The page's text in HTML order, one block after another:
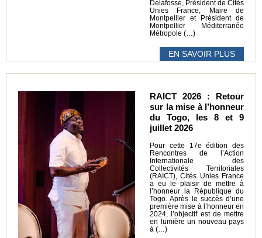
Delafosse, Président de Cités
Unies France, Maire de
Montpellier et Président de
Montpellier Méditerranée
Métropole (…)
EN SAVOIR PLUS
RAICT 2026 : Retour
sur la mise à l’honneur
du Togo, les 8 et 9
juillet 2026
Pour cette 17e édition des
Rencontres de l’Action
Internationale des
Collectivités Territoriales
(RAICT), Cités Unies France
a eu le plaisir de mettre à
l’honneur la République du
Togo. Après le succès d’une
première mise à l’honneur en
2024, l’objectif est de mettre
en lumière un nouveau pays
à (…)